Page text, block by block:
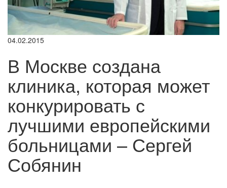
04.02.2015
В Москве создана
клиника, которая может
конкурировать с
лучшими европейскими
больницами – Сергей
Собянин